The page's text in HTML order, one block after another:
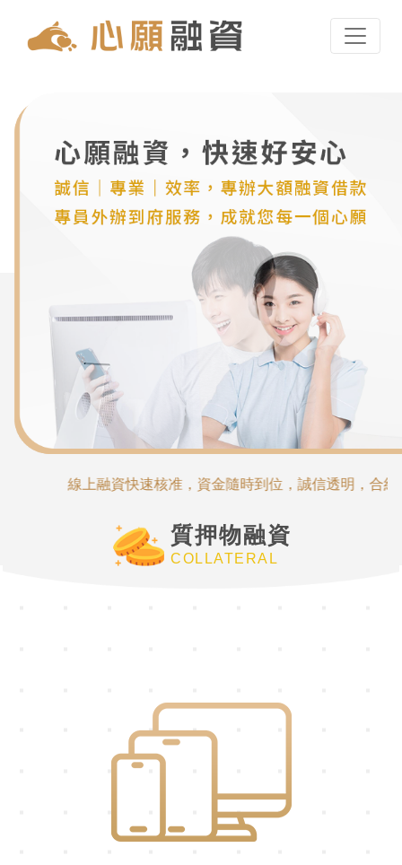
線上融資快速核准，資金隨時到位，誠信透明，合約
質押物融資
COLLATERAL